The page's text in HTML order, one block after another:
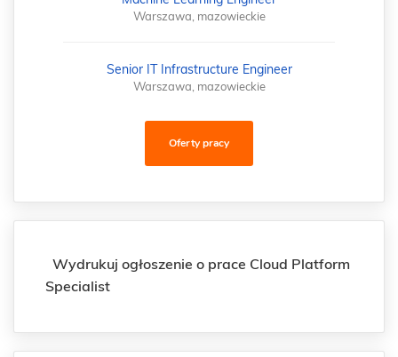
Warszawa, mazowieckie
Senior IT Infrastructure Engineer
Warszawa, mazowieckie
Oferty pracy
Wydrukuj ogłoszenie o prace Cloud Platform
Specialist